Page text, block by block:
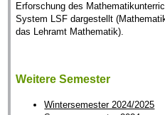
Erforschung des
System LSF dargestellt
das Lehramt Mathematik).
Weitere Semester
Wintersemester 2024/2025